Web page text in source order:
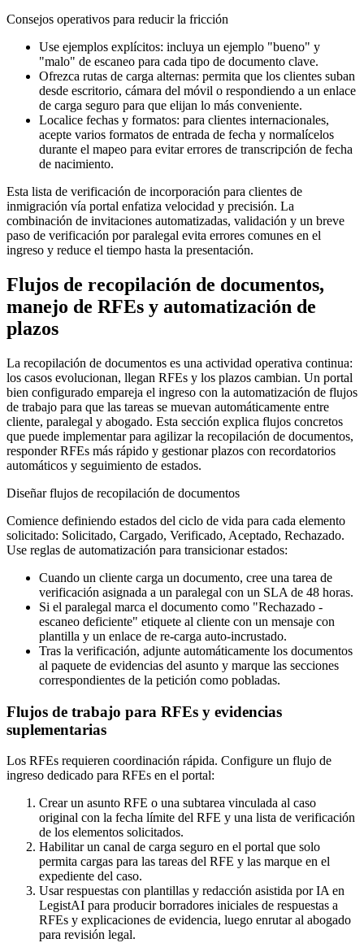
Consejos operativos para reducir la fricción
Use ejemplos explícitos: incluya un ejemplo "bueno" y
"malo" de escaneo para cada tipo de documento clave.
Ofrezca rutas de carga alternas: permita que los clientes suban
desde escritorio, cámara del móvil o respondiendo a un enlace
de carga seguro para que elijan lo más conveniente.
Localice fechas y formatos: para clientes internacionales,
acepte varios formatos de entrada de fecha y normalícelos
durante el mapeo para evitar errores de transcripción de fecha
de nacimiento.
Esta lista de verificación de incorporación para clientes de
inmigración vía portal enfatiza velocidad y precisión. La
combinación de invitaciones automatizadas, validación y un breve
paso de verificación por paralegal evita errores comunes en el
ingreso y reduce el tiempo hasta la presentación.
Flujos de recopilación de documentos,
manejo de RFEs y automatización de
plazos
La recopilación de documentos es una actividad operativa continua:
los casos evolucionan, llegan RFEs y los plazos cambian. Un portal
bien configurado empareja el ingreso con la automatización de flujos
de trabajo para que las tareas se muevan automáticamente entre
cliente, paralegal y abogado. Esta sección explica flujos concretos
que puede implementar para agilizar la recopilación de documentos,
responder RFEs más rápido y gestionar plazos con recordatorios
automáticos y seguimiento de estados.
Diseñar flujos de recopilación de documentos
Comience definiendo estados del ciclo de vida para cada elemento
solicitado: Solicitado, Cargado, Verificado, Aceptado, Rechazado.
Use reglas de automatización para transicionar estados:
Cuando un cliente carga un documento, cree una tarea de
verificación asignada a un paralegal con un SLA de 48 horas.
Si el paralegal marca el documento como "Rechazado -
escaneo deficiente" etiquete al cliente con un mensaje con
plantilla y un enlace de re-carga auto-incrustado.
Tras la verificación, adjunte automáticamente los documentos
al paquete de evidencias del asunto y marque las secciones
correspondientes de la petición como pobladas.
Flujos de trabajo para RFEs y evidencias
suplementarias
Los RFEs requieren coordinación rápida. Configure un flujo de
ingreso dedicado para RFEs en el portal:
Crear un asunto RFE o una subtarea vinculada al caso
original con la fecha límite del RFE y una lista de verificación
de los elementos solicitados.
Habilitar un canal de carga seguro en el portal que solo
permita cargas para las tareas del RFE y las marque en el
expediente del caso.
Usar respuestas con plantillas y redacción asistida por IA en
LegistAI para producir borradores iniciales de respuestas a
RFEs y explicaciones de evidencia, luego enrutar al abogado
para revisión legal.